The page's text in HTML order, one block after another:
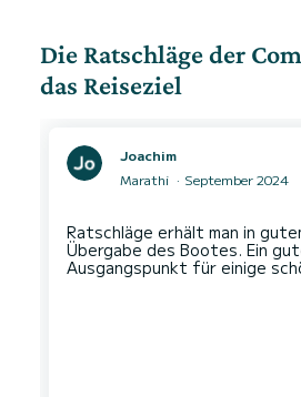
Die Ratschläge der
das Reiseziel
Joachim
Marathi
September 2024
Ratschläge erhält man in
Übergabe des Bootes. Ein